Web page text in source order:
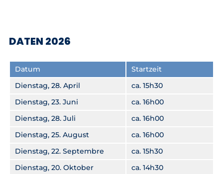
DATEN 2026
Datum
Startzeit
Dienstag, 28. April
ca. 15h30
Dienstag, 23. Juni
ca. 16h00
Dienstag, 28. Juli
ca. 16h00
Dienstag, 25. August
ca. 16h00
Dienstag, 22. Septembre
ca. 15h30
Dienstag, 20. Oktober
ca. 14h30